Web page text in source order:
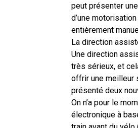
peut présenter
d’une
entièrement
La direction
Une direction
très sérieux, et
offrir une meilleur
présenté deux
On n’a pour le
électronique à